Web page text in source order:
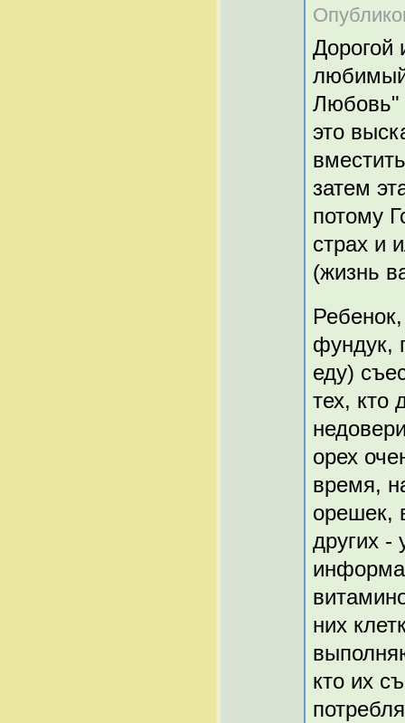
Дорогой
Любовь"
это
затем
потому
страх и
(жизнь
фундук,
еду)
тех, кто
орех
время,
орешек,
других -
них
кто их